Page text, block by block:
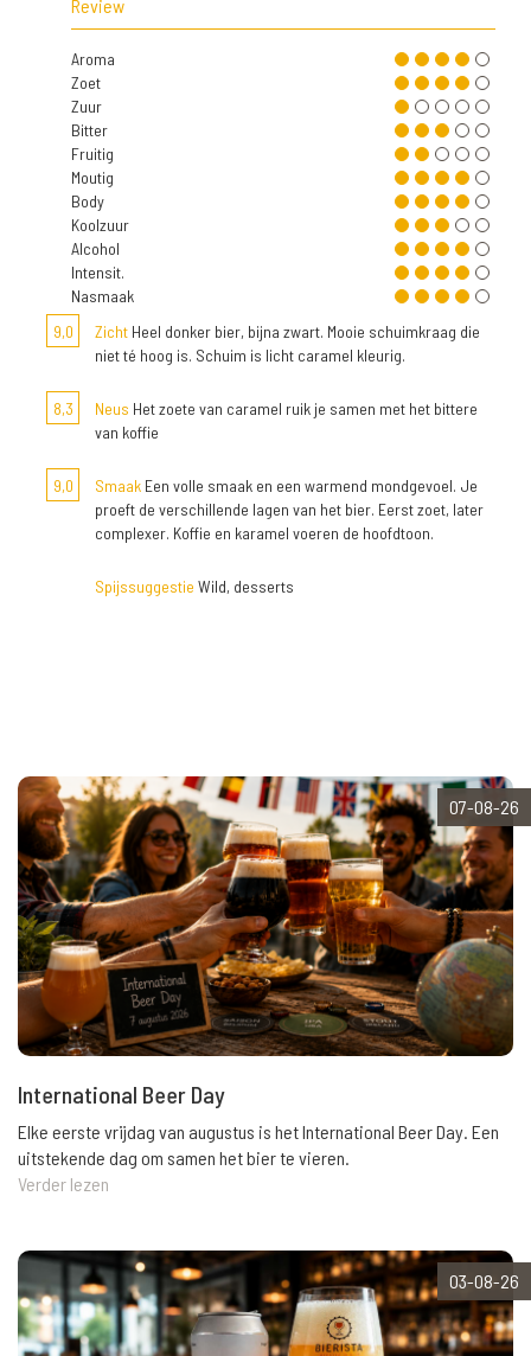
Review
Aroma
Zoet
Zuur
Bitter
Fruitig
Moutig
Body
Koolzuur
Alcohol
Intensit.
Nasmaak
9,0
Zicht Heel donker bier, bijna zwart. Mooie schuimkraag die
niet té hoog is. Schuim is licht caramel kleurig.
8,3 Neus Het zoete van caramel ruik je samen met het bittere
van koffie
9,0 Smaak Een volle smaak en een warmend mondgevoel. Je
proeft de verschillende lagen van het bier. Eerst zoet, later
complexer. Koffie en karamel voeren de hoofdtoon.
Spijssuggestie Wild, desserts
07-08-26
International Beer Day
Elke eerste vrijdag van augustus is het International Beer Day. Een
uitstekende dag om samen het bier te vieren.
Verder lezen
03-08-26